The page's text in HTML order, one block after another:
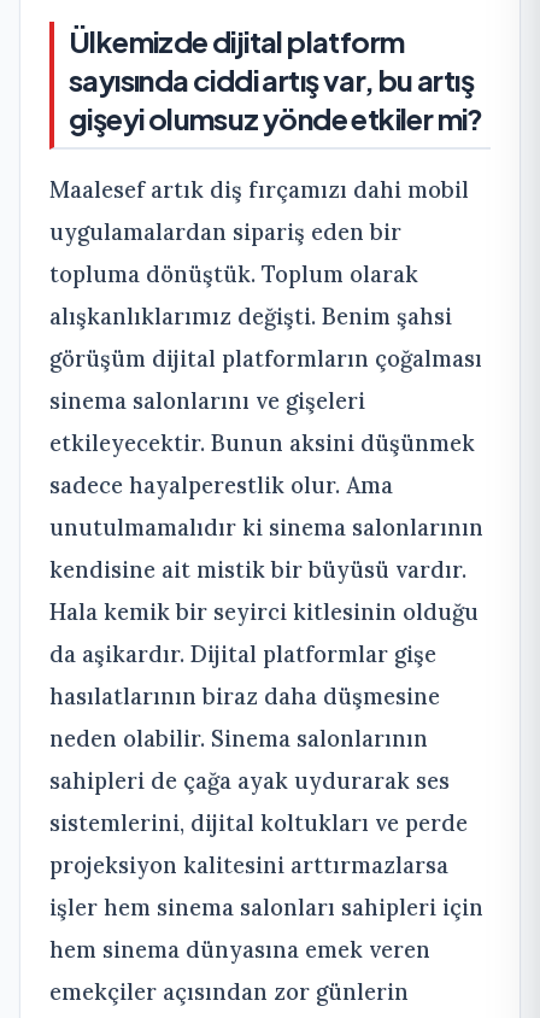
Ülkemizde dijital platform
sayısında ciddi artış var, bu artış
gişeyi olumsuz yönde etkiler mi?
Maalesef artık diş fırçamızı dahi mobil
uygulamalardan sipariş eden bir
topluma dönüştük. Toplum olarak
alışkanlıklarımız değişti. Benim şahsi
görüşüm dijital platformların çoğalması
sinema salonlarını ve gişeleri
etkileyecektir. Bunun aksini düşünmek
sadece hayalperestlik olur. Ama
unutulmamalıdır ki sinema salonlarının
kendisine ait mistik bir büyüsü vardır.
Hala kemik bir seyirci kitlesinin olduğu
da aşikardır. Dijital platformlar gişe
hasılatlarının biraz daha düşmesine
neden olabilir. Sinema salonlarının
sahipleri de çağa ayak uydurarak ses
sistemlerini, dijital koltukları ve perde
projeksiyon kalitesini arttırmazlarsa
işler hem sinema salonları sahipleri için
hem sinema dünyasına emek veren
emekçiler açısından zor günlerin